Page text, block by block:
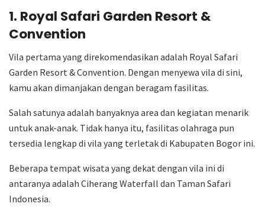
1. Royal Safari Garden Resort &
Convention
Vila pertama yang direkomendasikan adalah Royal Safari
Garden Resort & Convention. Dengan menyewa vila di sini,
kamu akan dimanjakan dengan beragam fasilitas.
Salah satunya adalah banyaknya area dan kegiatan menarik
untuk anak-anak. Tidak hanya itu, fasilitas olahraga pun
tersedia lengkap di vila yang terletak di Kabupaten Bogor ini.
Beberapa tempat wisata yang dekat dengan vila ini di
antaranya adalah Ciherang Waterfall dan Taman Safari
Indonesia.